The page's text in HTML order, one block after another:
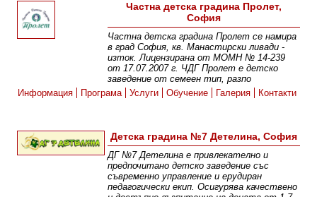
Частна детска градина Пролет,
София
Частна детска градина Пролет се намира
в град София, кв. Манастирски ливади -
изток. Лицензирана от МОМН № 14-239
от 17.07.2007 г. ЧДГ Пролет е детско
заведение от семеен тип, разпо
Информация
Програма Услуги Обучение Галерия Контакти
Детска градина №7 Детелина, София
ДГ №7 Детелина е привлекателно и
предпочитано детско заведение със
съвременно управление и ерудиран
педагогически екип. Осигурява качествено